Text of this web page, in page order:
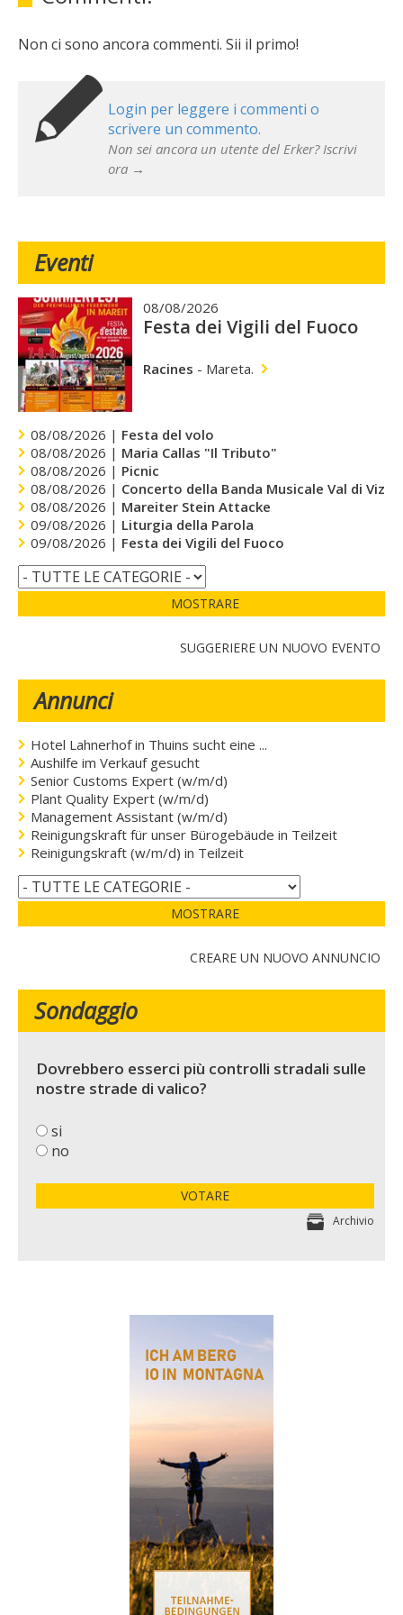
Non ci sono ancora commenti. Sii il primo!
Login per leggere i commenti o
scrivere un commento.
Non sei ancora un utente del Erker? Iscrivi
ora →
Eventi
08/08/2026
Festa dei Vigili del Fuoco
Racines - Mareta.
08/08/2026 | Festa del volo
08/08/2026 | Maria Callas "Il Tributo"
08/08/2026 | Picnic
08/08/2026 | Concerto della Banda Musicale Val di Vizze
08/08/2026 | Mareiter Stein Attacke
09/08/2026 | Liturgia della Parola
09/08/2026 | Festa dei Vigili del Fuoco
MOSTRARE
SUGGERIERE UN NUOVO EVENTO
Annunci
Hotel Lahnerhof in Thuins sucht eine ...
Aushilfe im Verkauf gesucht
Senior Customs Expert (w/m/d)
Plant Quality Expert (w/m/d)
Management Assistant (w/m/d)
Reinigungskraft für unser Bürogebäude in Teilzeit
Reinigungskraft (w/m/d) in Teilzeit
MOSTRARE
CREARE UN NUOVO ANNUNCIO
Sondaggio
Dovrebbero esserci più controlli stradali sulle
nostre strade di valico?
si
no
VOTARE
Archivio